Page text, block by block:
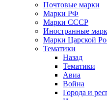
Почтовые марки
Марки РФ
Марки СССР
Иностранные
Марки Царской
Тематики
Назад
Тематики
Авиа
Война
Города и